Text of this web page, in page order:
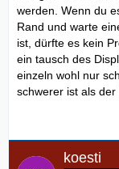
werden. Wenn du
Rand und warte
ist, dürfte es kein
ein tausch des
einzeln wohl nur
schwerer ist als der
koesti